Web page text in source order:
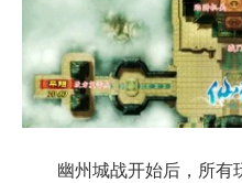
幽州城战开始后，所有玩